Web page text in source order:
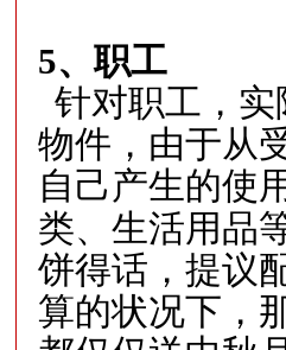
5、职工
针对职工，
物件，由于从
自己产生的使
类、生活用品
饼得话，提议
算的状况下，